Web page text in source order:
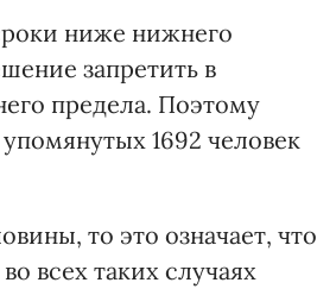
ниже нижнего
запретить в
предела. Поэтому
1692 человек
то это означает, что
всех таких случаях